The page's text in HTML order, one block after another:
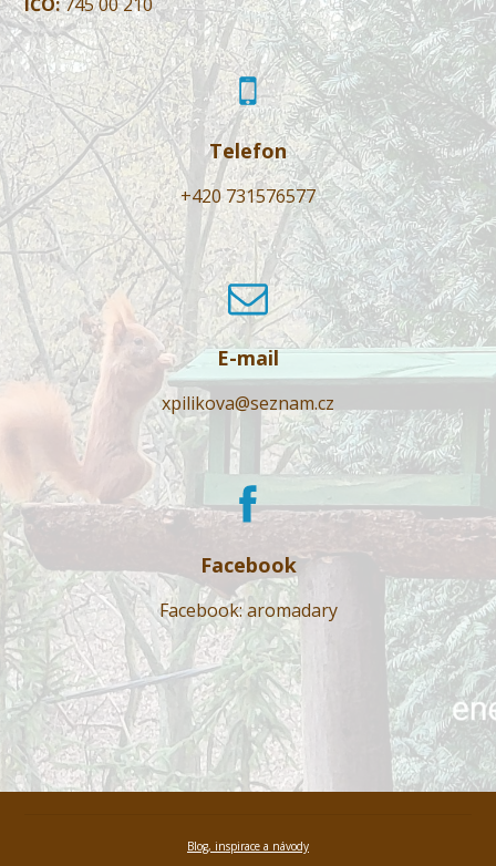
Telefon
+420 731576577
E-mail
xpilikova@seznam.cz
Facebook
Facebook: aromadary
Blog, inspirace a návody